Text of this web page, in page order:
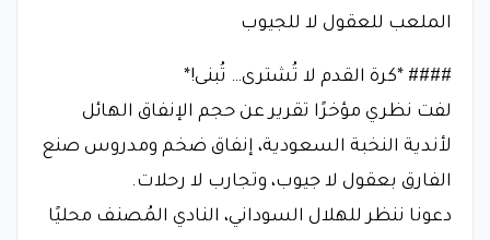
الملعب للعقول لا للجيوب
#### *كرة القدم لا تُشترى… تُبنى!*
لفت نظري مؤخرًا تقرير عن حجم الإنفاق الهائل
لأندية النخبة السعودية، إنفاق ضخم ومدروس صنع
الفارق بعقول لا جيوب، وتجارب لا رحلات.
دعونا ننظر للهلال السوداني، النادي المُصنف محليًا